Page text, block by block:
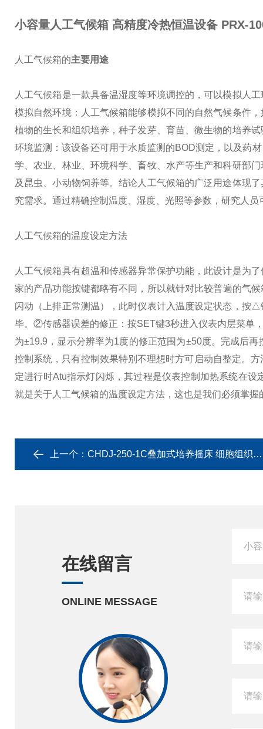
小容量人工气候箱 高精度冷热恒温设备 PRX-
人工气候箱的主要用途
人工气候箱是一款具备温湿度等环境调控的，可以模拟人
模拟自然环境：人工气候箱能够模拟不同的自然气候条件
植物的生长和组织培养，种子发芽、育苗、微生物的培养试
环境监测：该设备还可用于水质监测的BOD测定，以及药
学、农业、林业、环境科学、畜牧、水产等生产和科研部
及昆虫、小动物饲养等。结论 人工气候箱的广泛用途体现
究需求。通过精确控制温度、湿度、光照等参数，研究人
人工气候箱的温度设定方法
人工气候箱具有超温和传感器异常保护功能，此设计是为
家的产品功能按键都略有不同，所以就针对比较普遍的气
闪动（上排正常测温），此时仪表计入温度设定状态，按
毕。②传感器误差的修正：按SET键3秒进入仪表内层菜单
为±19.9，显示分辨率为1度的修正范围为±50度。完成后
控制系统，只有控制效果特别不理想时方可启动自整定。
定进行时Atu指示灯闪烁，其过程是仪表控制加热系统在
就是关于人工气候箱的温度设定方法，这也是我们必须掌
上一个： CHDJ-250-1C叠加式培养摇床 细胞组织培养恒温控制
在线留言
ONLINE MESSAGE